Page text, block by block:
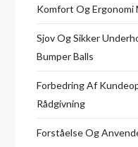
Komfort Og
Sjov Og Sikker
Bumper Balls
Forbedring Af
Rådgivning
Forståelse Og